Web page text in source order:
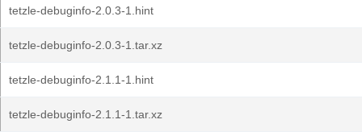
tetzle-debuginfo-2.0.3-1.hint
tetzle-debuginfo-2.0.3-1.tar.xz
tetzle-debuginfo-2.1.1-1.hint
tetzle-debuginfo-2.1.1-1.tar.xz